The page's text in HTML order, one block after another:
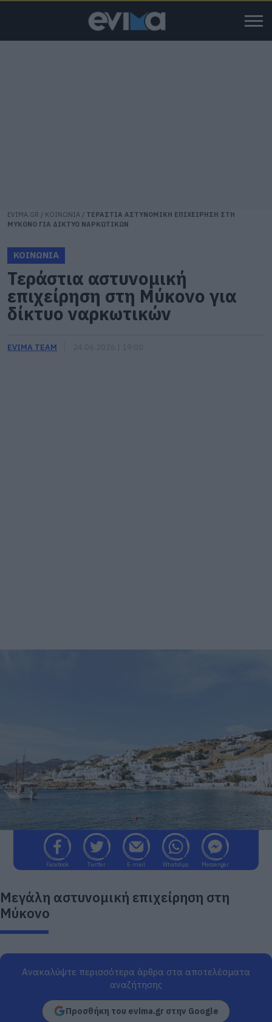
EVIMA.GR / ΚΟΙΝΩΝΙΑ / ΤΕΡΑΣΤΙΑ ΑΣΤΥΝΟΜΙΚΗ ΕΠΙΧΕΙΡΗΣΗ ΣΤΗ
ΜΥΚΟΝΟ ΓΙΑ ΔΙΚΤΥΟ ΝΑΡΚΩΤΙΚΩΝ
ΚΟΙΝΩΝΙΑ
Τεράστια αστυνομική
επιχείρηση στη Μύκονο για
δίκτυο ναρκωτικών
EVIMA TEAM
Facebook Twitter E-mail WhatsApp Messenger
Μεγάλη αστυνομική επιχείρηση στη
Μύκονο
Ανακαλύψτε περισσότερα άρθρα στα αποτελέσματα
αναζήτησης
Προσθήκη του evima.gr στην Google